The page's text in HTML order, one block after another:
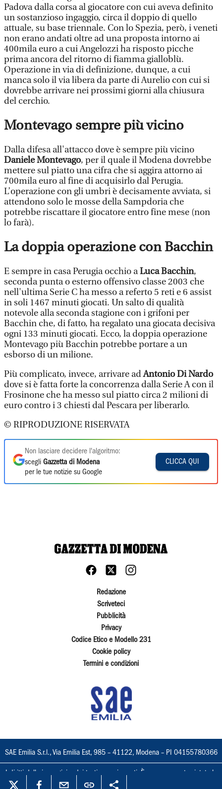
Padova dalla corsa al giocatore con cui aveva definito
un sostanzioso ingaggio, circa il doppio di quello
attuale, su base triennale. Con lo Spezia, però, i veneti
non erano andati oltre ad una proposta intorno ai
400mila euro a cui Angelozzi ha risposto picche
prima ancora del ritorno di fiamma gialloblù.
Operazione in via di definizione, dunque, a cui
manca solo il via libera da parte di Aurelio con cui si
dovrebbe arrivare nei prossimi giorni alla chiusura
del cerchio.
Montevago sempre più vicino
Dalla difesa all'attacco dove è sempre più vicino
Daniele Montevago, per il quale il Modena dovrebbe
mettere sul piatto una cifra che si aggira attorno ai
700mila euro al fine di acquisirlo dal Perugia.
L’operazione con gli umbri è decisamente avviata, si
attendono solo le mosse della Sampdoria che
potrebbe riscattare il giocatore entro fine mese (non
lo farà).
La doppia operazione con Bacchin
E sempre in casa Perugia occhio aLuca Bacchin,
seconda punta o esterno offensivo classe 2003 che
nell'ultima Serie C ha messo a referto 5 reti e 6 assist
in soli 1467 minuti giocati. Un salto di qualità
notevole alla seconda stagione con i grifoni per
Bacchin che, di fatto, ha regalato una giocata decisiva
ogni 133 minuti giocati. Ecco, la doppia operazione
Montevago più Bacchin potrebbe portare a un
esborso di un milione.
Più complicato, invece, arrivare adAntonio Di Nardo
dove si è fatta forte la concorrenza dalla Serie A con il
Frosinone che ha messo sul piatto circa 2 milioni di
euro contro i 3 chiesti dal Pescara per liberarlo.
© RIPRODUZIONE RISERVATA
Non lasciare decidere l'algoritmo:
scegli Gazzetta di Modena
per le tue notizie su Google
CLICCA QUI
Redazione
Scriveteci
Pubblicità
Privacy
Codice Etico e Modello 231
Cookie policy
Termini e condizioni
SAE Emilia S.r.l., Via Emilia Est, 985 – 41122, Modena – PI 04155780366
I diritti delle immagini e dei testi sono riservati. È espressamente vietata la
loro riproduzione con qualsiasi mezzo e l'adattamento totale o parziale.